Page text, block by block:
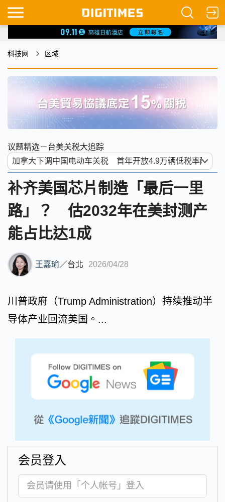
科技网 区域
议题精选－台美关税大追踪
补齐美国芯片制造「最后一里
路」？ 估2032年在美封测产
能占比达1成
王嘉瑜 ／台北 2026/04/28
川普政府（Trump Administration）持续推动半
导体产业回流美国。...
会员登入